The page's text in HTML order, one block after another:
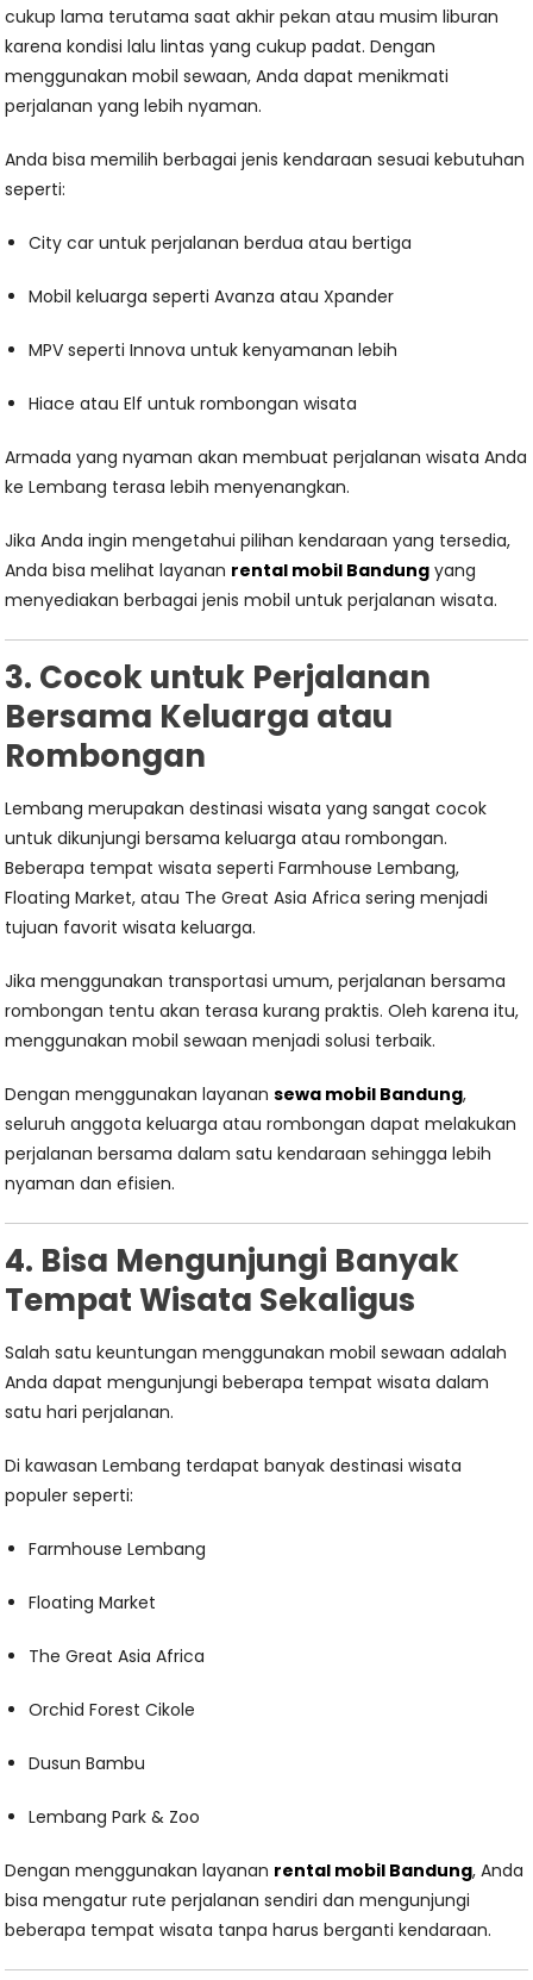
cukup lama terutama saat akhir pekan atau musim liburan
karena kondisi lalu lintas yang cukup padat. Dengan
menggunakan mobil sewaan, Anda dapat menikmati
perjalanan yang lebih nyaman.
Anda bisa memilih berbagai jenis kendaraan sesuai kebutuhan
seperti:
City car untuk perjalanan berdua atau bertiga
Mobil keluarga seperti Avanza atau Xpander
MPV seperti Innova untuk kenyamanan lebih
Hiace atau Elf untuk rombongan wisata
Armada yang nyaman akan membuat perjalanan wisata Anda
ke Lembang terasa lebih menyenangkan.
Jika Anda ingin mengetahui pilihan kendaraan yang tersedia,
Anda bisa melihat layanan rental mobil Bandung yang
menyediakan berbagai jenis mobil untuk perjalanan wisata.
3. Cocok untuk Perjalanan
Bersama Keluarga atau
Rombongan
Lembang merupakan destinasi wisata yang sangat cocok
untuk dikunjungi bersama keluarga atau rombongan.
Beberapa tempat wisata seperti Farmhouse Lembang,
Floating Market, atau The Great Asia Africa sering menjadi
tujuan favorit wisata keluarga.
Jika menggunakan transportasi umum, perjalanan bersama
rombongan tentu akan terasa kurang praktis. Oleh karena itu,
menggunakan mobil sewaan menjadi solusi terbaik.
Dengan menggunakan layanansewa mobil Bandung,
seluruh anggota keluarga atau rombongan dapat melakukan
perjalanan bersama dalam satu kendaraan sehingga lebih
nyaman dan efisien.
4. Bisa Mengunjungi Banyak
Tempat Wisata Sekaligus
Salah satu keuntungan menggunakan mobil sewaan adalah
Anda dapat mengunjungi beberapa tempat wisata dalam
satu hari perjalanan.
Di kawasan Lembang terdapat banyak destinasi wisata
populer seperti:
Farmhouse Lembang
Floating Market
The Great Asia Africa
Orchid Forest Cikole
Dusun Bambu
Lembang Park & Zoo
Dengan menggunakan layanan rental mobil Bandung, Anda
bisa mengatur rute perjalanan sendiri dan mengunjungi
beberapa tempat wisata tanpa harus berganti kendaraan.